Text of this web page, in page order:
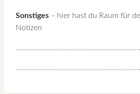
Sonstiges – hier hast du Raum für
Notizen